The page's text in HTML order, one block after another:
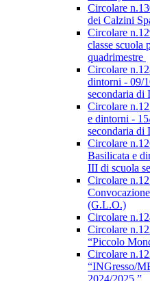
Circolare
dei Calzini
Circolare
classe scuola
quadrimestre
Circolare
dintorni - 09/
secondaria di
Circolare
e dintorni -
secondaria di
Circolare
Basilicata e
III di scuola
Circolare
(G.L.O.)
Circolare
Circolare
“Piccolo
Circolare
“INGresso/